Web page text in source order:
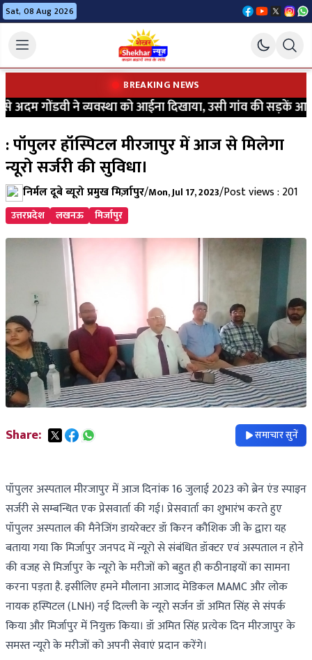
Sat, 08 Aug 2026
BREAKING NEWS
गोंडवी ने व्यवस्था को आईना दिखाया, उसी गांव की सड़कें आज
: पॉपुलर हॉस्पिटल मीरजापुर में आज से मिलेगा
न्यूरो सर्जरी की सुविधा।
निर्मल दूबे ब्यूरो प्रमुख मिर्ज़ापुर/Mon, Jul 17, 2023/Post views : 201
उत्तरप्रदेश लखनऊ मिर्जापुर
Share: समाचार सुनें
पॉपुलर अस्पताल मीरजापुर में आज दिनांक 16 जुलाई 2023 को ब्रेन एंड स्पाइन
सर्जरी से सम्बन्धित एक प्रेसवार्ता की गई। प्रेसवार्ता का शुभारंभ करते हुए
पॉपुलर अस्पताल की मैनेजिंग डायरेक्टर डॉ किरन कौशिक जी के द्वारा यह
बताया गया कि मिर्जापुर जनपद में न्यूरो से संबंधित डॉक्टर एवं अस्पताल न होने
की वजह से मिर्जापुर के न्यूरो के मरीजों को बहुत ही कठीनाइयों का सामना
करना पड़ता है. इसीलिए हमने मौलाना आजाद मेडिकल MAMC और लोक
नायक हस्पिटल (LNH) नई दिल्ली के न्यूरो सर्जन डॉ अमित सिंह से संपर्क
किया और मिर्जापुर में नियुक्त किया। डॉ अमित सिंह प्रत्येक दिन मीरजापुर के
समस्त न्यूरो के मरीजों को अपनी सेवाएं प्रदान करेंगे।